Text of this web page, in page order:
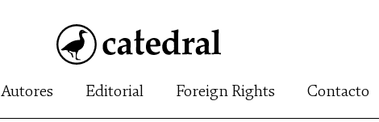
Autores Editorial Foreign Rights Contacto